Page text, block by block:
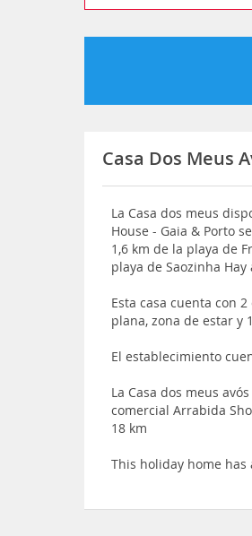
Casa Dos Meus
La Casa dos meus
House - Gaia & Porto
1,6 km de la playa de
playa de Saozinha
Esta casa cuenta con
plana, zona de estar y
El establecimiento
La Casa dos meus
comercial Arrabida
18 km
This holiday home